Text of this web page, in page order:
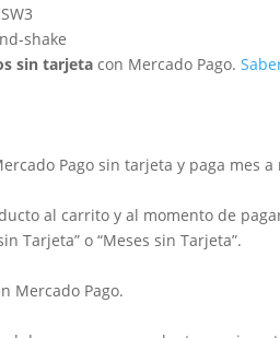
sin tarjeta con Mercado Pago.
Pago sin tarjeta y paga mes a
al carrito y al momento de
Tarjeta” o “Meses sin Tarjeta”.
Mercado Pago.